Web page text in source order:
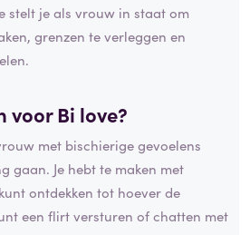
stelt je als vrouw in staat om
grenzen te verleggen en
voor Bi love?
met bischierige gevoelens
gaan. Je hebt te maken met
ontdekken tot hoever de
een flirt versturen of chatten met